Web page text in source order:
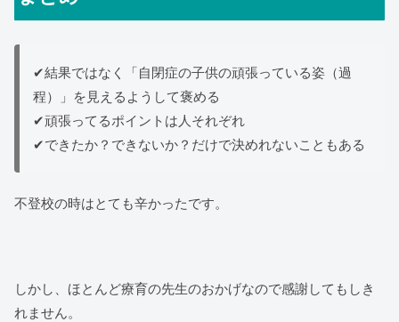
✔結果ではなく「自閉症の子供の頑張っている姿（過
程）」を見えるようして褒める
✔頑張ってるポイントは人それぞれ
✔できたか？できないか？だけで決めれないこともある
不登校の時はとても辛かったです。
しかし、ほとんど療育の先生のおかげなので感謝してもしき
れません。